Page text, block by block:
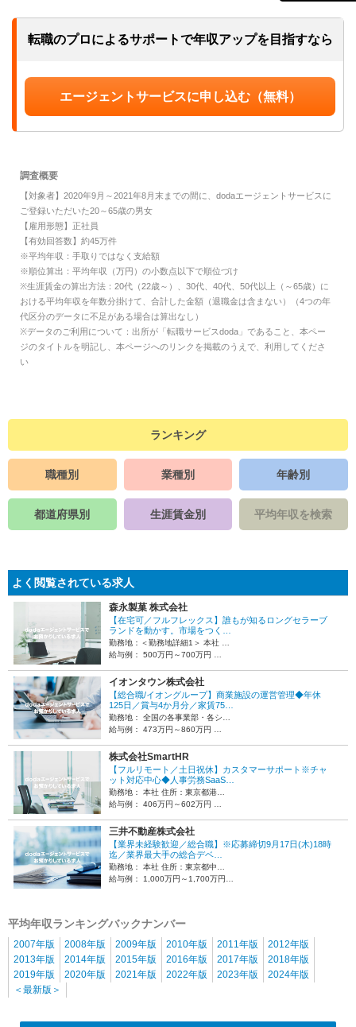
転職のプロによるサポートで年収アップを目指すなら
エージェントサービスに申し込む（無料）
調査概要
【対象者】2020年9月～2021年8月末までの間に、dodaエージェントサービスに
ご登録いただいた20～65歳の男女
【雇用形態】正社員
【有効回答数】約45万件
※平均年収：手取りではなく支給額
※順位算出：平均年収（万円）の小数点以下で順位づけ
※生涯賃金の算出方法：20代（22歳～）、30代、40代、50代以上（～65歳）に
おける平均年収を年数分掛けて、合計した金額（退職金は含まない）（4つの年
代区分のデータに不足がある場合は算出なし）
※データのご利用について：出所が「転職サービスdoda」であること、本ペー
ジのタイトルを明記し、本ページへのリンクを掲載のうえで、利用してくださ
い
ランキング
職種別 業種別 年齢別
都道府県別 生涯賃金別 平均年収を検索
よく閲覧されている求人
森永製菓 株式会社
【在宅可／フルフレックス】誰もが知るロングセラーブ
ランドを動かす。市場をつく…
勤務地：＜勤務地詳細1＞ 本社 …
給与例： 500万円～700万円 …
イオンタウン株式会社
【総合職/イオングループ】商業施設の運営管理◆年休
125日／賞与4か月分／家賃75…
勤務地： 全国の各事業部・各シ…
給与例： 473万円～860万円 …
株式会社SmartHR
【フルリモート／土日祝休】カスタマーサポート※チャ
ット対応中心◆人事労務SaaS…
勤務地： 本社 住所：東京都港…
給与例： 406万円～602万円 …
三井不動産株式会社
【業界未経験歓迎／総合職】※応募締切9月17日(木)18時
迄／業界最大手の総合デベ…
勤務地： 本社 住所：東京都中…
給与例： 1,000万円～1,700万円…
平均年収ランキングバックナンバー
2007年版 2008年版 2009年版 2010年版 2011年版
2012年版
2013年版
2014年版 2015年版 2016年版 2017年版
2018年版
2019年版
2020年版 2021年版 2022年版 2023年版
2024年版
＜最新版＞